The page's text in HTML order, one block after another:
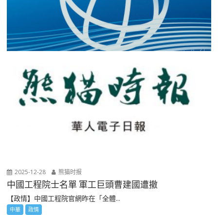
2025-12-28 熊猫时报
中國工程院士名單 軍工巨頭曹建國遭撤
【政情】中國工程院官網昨在「全體...
中華 政情